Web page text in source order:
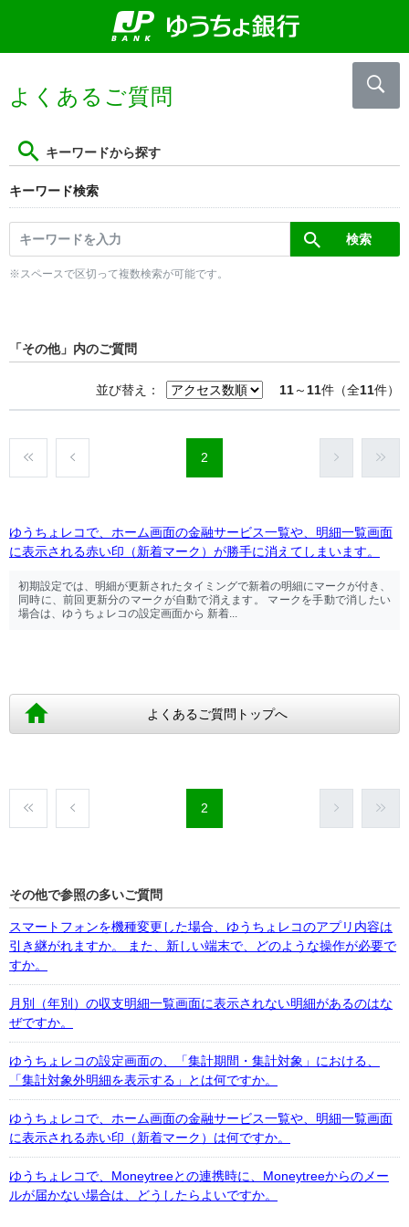
よくあるご質問
キーワードから探す
キーワード検索
※スペースで区切って複数検索が可能です。
「その他」内のご質問
並び替え： 11～ 11件（全11件）
2
ゆうちょレコで、ホーム画面の金融サービス一覧や、明細一覧画面
に表示される赤い印（新着マーク）が勝手に消えてしまいます。
初期設定では、明細が更新されたタイミングで新着の明細にマークが付き、
同時に、前回更新分のマークが自動で消えます。 マークを手動で消したい
場合は、ゆうちょレコの設定画面から 新着...
よくあるご質問トップへ
2
その他で参照の多いご質問
スマートフォンを機種変更した場合、ゆうちょレコのアプリ内容は
引き継がれますか。 また、新しい端末で、どのような操作が必要で
すか。
月別（年別）の収支明細一覧画面に表示されない明細があるのはな
ぜですか。
ゆうちょレコの設定画面の、「集計期間・集計対象」における、
「集計対象外明細を表示する」とは何ですか。
ゆうちょレコで、ホーム画面の金融サービス一覧や、明細一覧画面
に表示される赤い印（新着マーク）は何ですか。
ゆうちょレコで、Moneytreeとの連携時に、Moneytreeからのメー
ルが届かない場合は、どうしたらよいですか。